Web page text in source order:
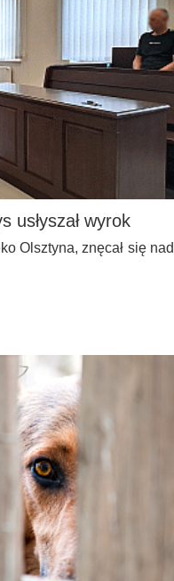
usłyszał wyrok
Olsztyna, znęcał się nad